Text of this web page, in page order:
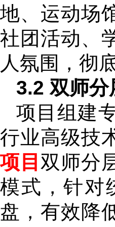
地、运动场
社团活动、
人氛围，彻
3.2 双师
项目组建
行业高级技
项目 双师分
模式，针对
盘，有效降